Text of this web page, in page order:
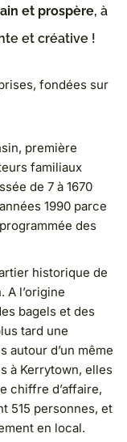
et prospère, à
et créative !
fondées sur
première
familiaux
de 7 à 1670
1990 parce
des
historique de
A l’origine
bagels et des
tard une
autour d’un même
à Kerrytown, elles
chiffre d’affaire,
515 personnes, et
en local.